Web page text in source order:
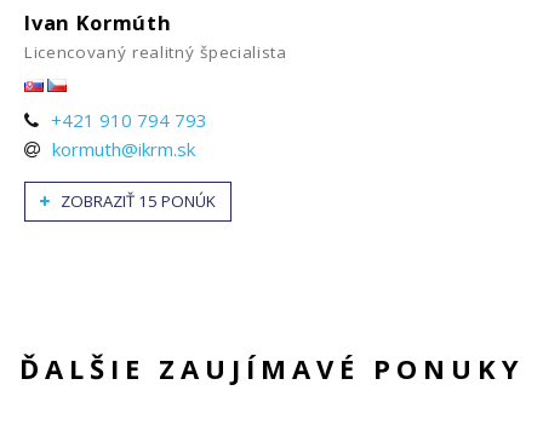
Ivan Kormúth
Licencovaný realitný špecialista
+421 910 794 793
kormuth@ikrm.sk
ZOBRAZIŤ 15 PONÚK
ĎALŠIE ZAUJÍMAVÉ PONUKY